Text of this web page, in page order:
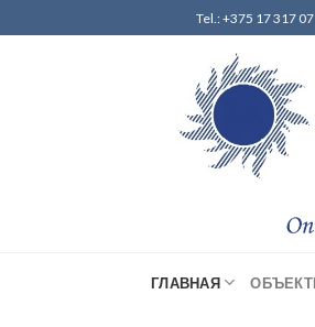
Tel.: +375 17 317
ГЛАВНАЯ